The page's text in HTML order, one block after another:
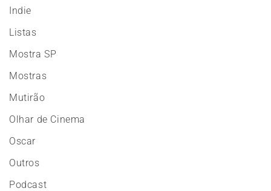
Indie
Listas
Mostra SP
Mostras
Mutirão
Olhar de Cinema
Oscar
Outros
Podcast